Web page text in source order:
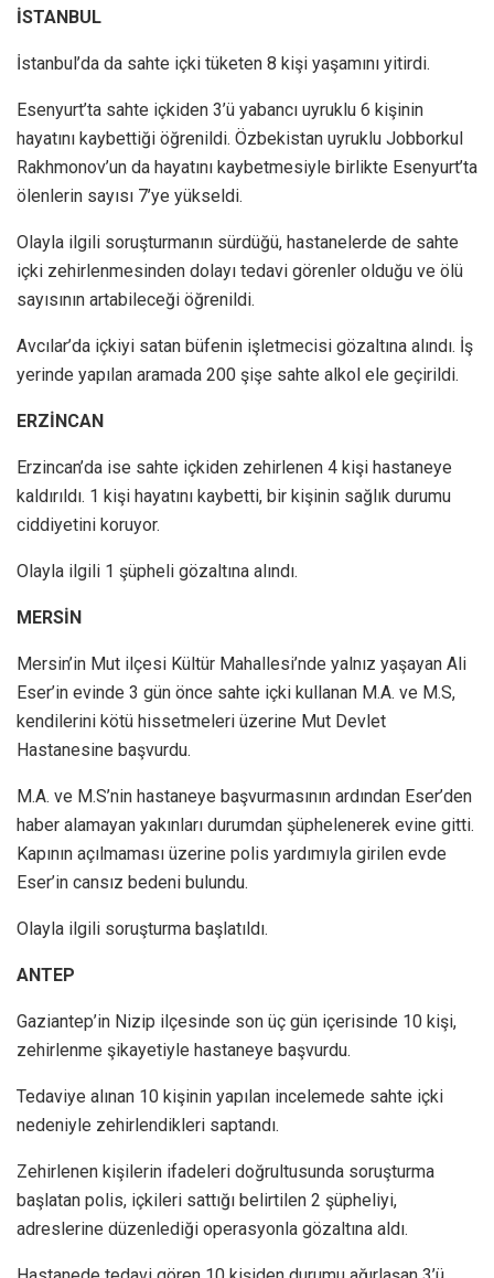
İSTANBUL
İstanbul’da da sahte içki tüketen 8 kişi yaşamını yitirdi.
Esenyurt’ta sahte içkiden 3’ü yabancı uyruklu 6 kişinin
hayatını kaybettiği öğrenildi. Özbekistan uyruklu Jobborkul
Rakhmonov’un da hayatını kaybetmesiyle birlikte Esenyurt’ta
ölenlerin sayısı 7’ye yükseldi.
Olayla ilgili soruşturmanın sürdüğü, hastanelerde de sahte
içki zehirlenmesinden dolayı tedavi görenler olduğu ve ölü
sayısının artabileceği öğrenildi.
Avcılar’da içkiyi satan büfenin işletmecisi gözaltına alındı. İş
yerinde yapılan aramada 200 şişe sahte alkol ele geçirildi.
ERZİNCAN
Erzincan’da ise sahte içkiden zehirlenen 4 kişi hastaneye
kaldırıldı. 1 kişi hayatını kaybetti, bir kişinin sağlık durumu
ciddiyetini koruyor.
Olayla ilgili 1 şüpheli gözaltına alındı.
MERSİN
Mersin’in Mut ilçesi Kültür Mahallesi’nde yalnız yaşayan Ali
Eser’in evinde 3 gün önce sahte içki kullanan M.A. ve M.S,
kendilerini kötü hissetmeleri üzerine Mut Devlet
Hastanesine başvurdu.
M.A. ve M.S’nin hastaneye başvurmasının ardından Eser’den
haber alamayan yakınları durumdan şüphelenerek evine gitti.
Kapının açılmaması üzerine polis yardımıyla girilen evde
Eser’in cansız bedeni bulundu.
Olayla ilgili soruşturma başlatıldı.
ANTEP
Gaziantep’in Nizip ilçesinde son üç gün içerisinde 10 kişi,
zehirlenme şikayetiyle hastaneye başvurdu.
Tedaviye alınan 10 kişinin yapılan incelemede sahte içki
nedeniyle zehirlendikleri saptandı.
Zehirlenen kişilerin ifadeleri doğrultusunda soruşturma
başlatan polis, içkileri sattığı belirtilen 2 şüpheliyi,
adreslerine düzenlediği operasyonla gözaltına aldı.